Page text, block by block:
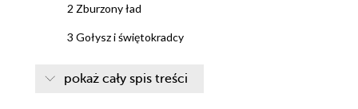
2 Zburzony ład
3 Gołysz i świętokradcy
pokaż cały spis treści